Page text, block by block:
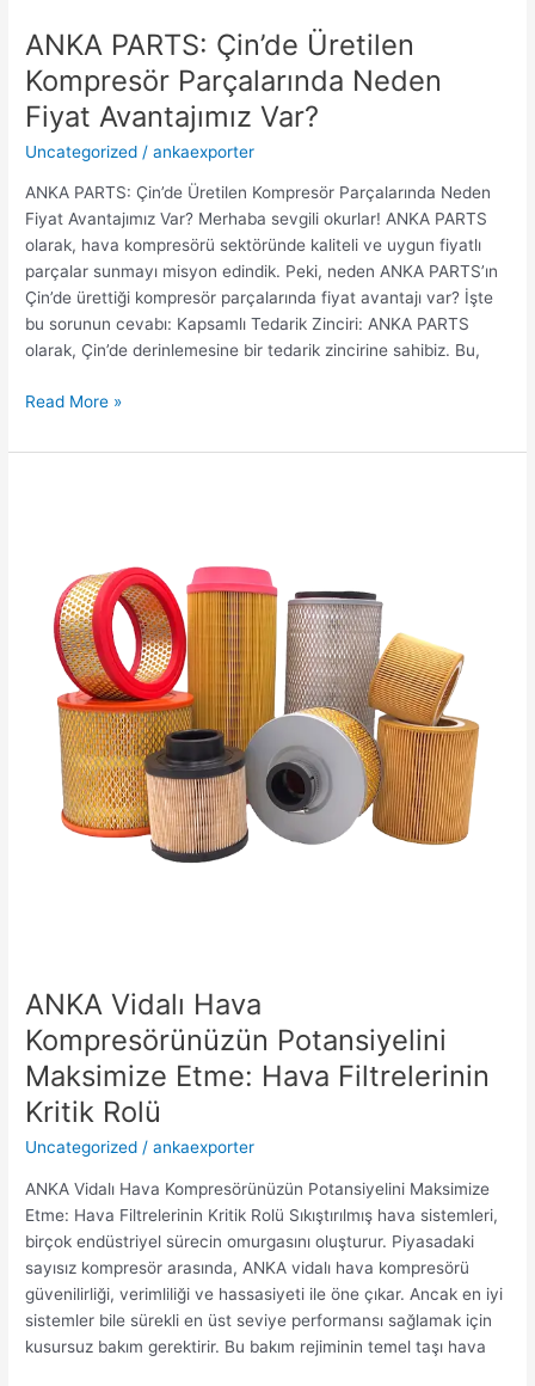
ANKA PARTS: Çin’de Üretilen
Kompresör Parçalarında Neden
Fiyat Avantajımız Var?
Uncategorized /ankaexporter
ANKA PARTS: Çin’de Üretilen Kompresör Parçalarında Neden
Fiyat Avantajımız Var? Merhaba sevgili okurlar! ANKA PARTS
olarak, hava kompresörü sektöründe kaliteli ve uygun fiyatlı
parçalar sunmayı misyon edindik. Peki, neden ANKA PARTS’ın
Çin’de ürettiği kompresör parçalarında fiyat avantajı var? İşte
bu sorunun cevabı: Kapsamlı Tedarik Zinciri: ANKA PARTS
olarak, Çin’de derinlemesine bir tedarik zincirine sahibiz. Bu,
Read More »
ANKA Vidalı Hava
Kompresörünüzün Potansiyelini
Maksimize Etme: Hava Filtrelerinin
Kritik Rolü
Uncategorized /ankaexporter
ANKA Vidalı Hava Kompresörünüzün Potansiyelini Maksimize
Etme: Hava Filtrelerinin Kritik Rolü Sıkıştırılmış hava sistemleri,
birçok endüstriyel sürecin omurgasını oluşturur. Piyasadaki
sayısız kompresör arasında, ANKA vidalı hava kompresörü
güvenilirliği, verimliliği ve hassasiyeti ile öne çıkar. Ancak en iyi
sistemler bile sürekli en üst seviye performansı sağlamak için
kusursuz bakım gerektirir. Bu bakım rejiminin temel taşı hava
Kompresörünüzün
Potansiyelini
Maksimize
Etme:
Hava
Filtrelerinin
Kritik